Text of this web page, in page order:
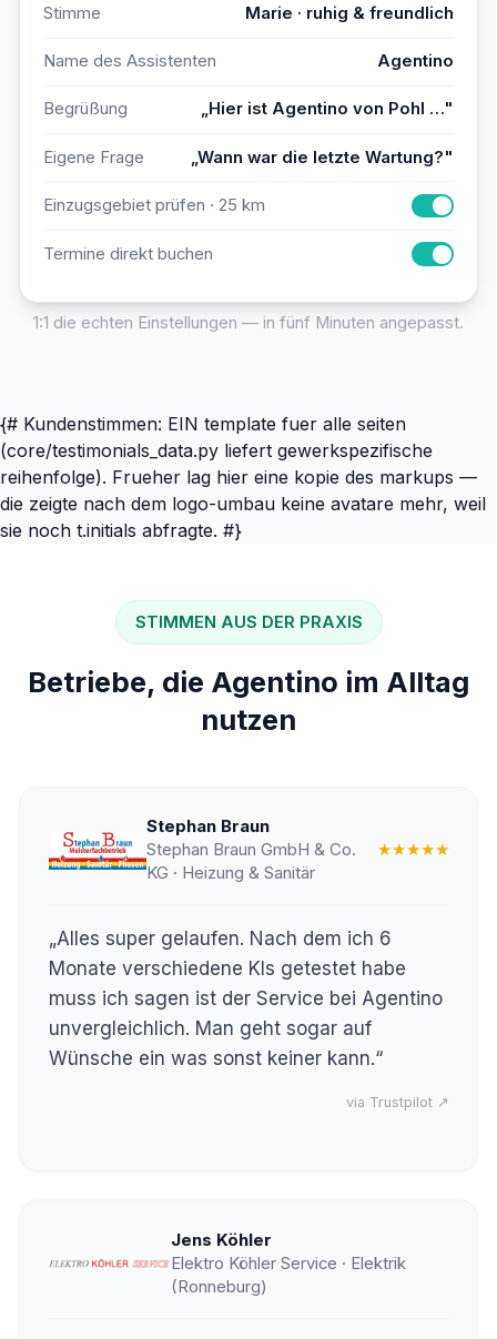
Stimme Marie · ruhig & freundlich
Name des Assistenten Agentino
Begrüßung „Hier ist Agentino von Pohl …"
Eigene Frage „Wann war die letzte Wartung?"
Einzugsgebiet prüfen · 25 km
Termine direkt buchen
1:1 die echten Einstellungen — in fünf Minuten angepasst.
{# Kundenstimmen: EIN template fuer alle seiten
(core/testimonials_data.py liefert gewerkspezifische
reihenfolge). Frueher lag hier eine kopie des markups —
die zeigte nach dem logo-umbau keine avatare mehr, weil
sie noch t.initials abfragte. #}
STIMMEN AUS DER PRAXIS
Betriebe, die Agentino im Alltag
nutzen
Stephan Braun
Stephan Braun GmbH & Co.
KG · Heizung & Sanitär
★★★★★
„Alles super gelaufen. Nach dem ich 6
Monate verschiedene KIs getestet habe
muss ich sagen ist der Service bei Agentino
unvergleichlich. Man geht sogar auf
Wünsche ein was sonst keiner kann.“
via Trustpilot ↗
Jens Köhler
Elektro Köhler Service · Elektrik
(Ronneburg)